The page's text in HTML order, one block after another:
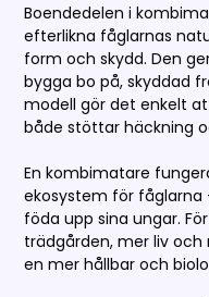
Boendedelen i
efterlikna fåglarnas
form och skydd. Den
bygga bo på, skyddad
modell gör det enkelt
både stöttar häckning
En kombimatare
ekosystem för fåglarna
föda upp sina ungar.
trädgården, mer liv
en mer hållbar och